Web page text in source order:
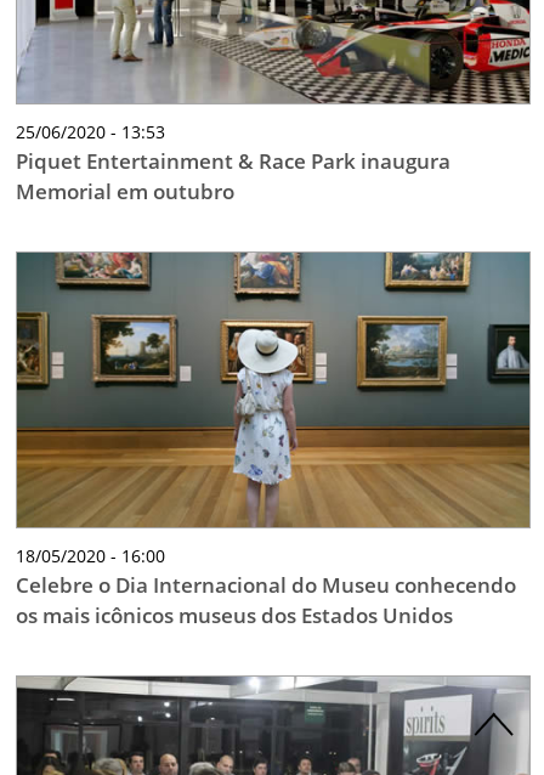
25/06/2020 - 13:53
Piquet Entertainment & Race Park inaugura
Memorial em outubro
18/05/2020 - 16:00
Celebre o Dia Internacional do Museu conhecendo
os mais icônicos museus dos Estados Unidos